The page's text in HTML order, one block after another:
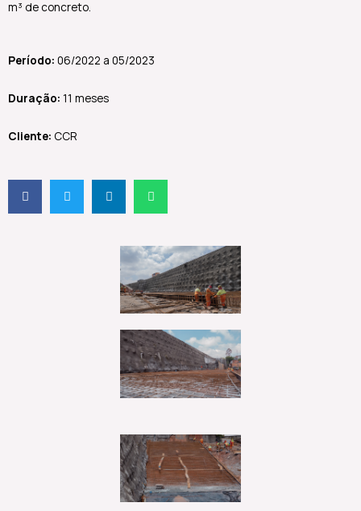
m³ de concreto.
Período: 06/2022 a 05/2023
Duração: 11 meses
Cliente: CCR